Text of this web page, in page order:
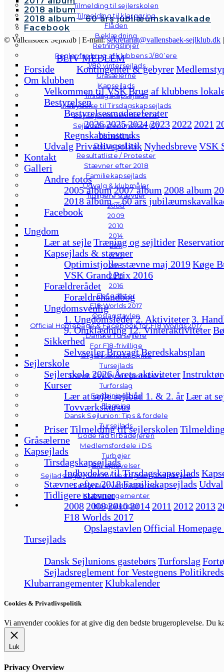
Tilmelding til sejlerskolen
Tilmelding til klargøring
Flåden
Beklædning
Retningslinjer
Regler for brug af klubbens J/80’ere
J/80 vintersejlads
Gråsælerne
Kapsejlads
Tirsdagskapsejlads
Indbydelse til Tirsdagskapsejlads
Kapsejladskalender 2026
Sejladsbestemmelser (SI)
Tilmelding
Deltagerliste
Resultatliste / Protester
Stævner efter 2018
Familiekapsejlads
Udvalg & klubmåler
Tidligere stævner
2008
2009
2010
2014
2011
2012
2013
2015
2016
For gæster
F18 Worlds 2017
Opslagstavlen
Official Homepage & Facebook for F18 Worlds 2017
Danske Tursejlere
For F18-frivillige
Organisationskomité
Tursejlads
Dansk Sejlunions gastebørs
Turforslag
Fortøjningstips
Flagning
Dansk Sejlunion: Tips & fordele
Tursejlads
Gode råd til bådejeren
Medlemsfordele i DS
Turbøjer
Blå oplevelser
Sejladsreglement for Vestegnens Politikreds
Søsignaler ved klapbroer
Klubarrangementer
Klubkalender
2018 album
2018 album – 60 års jubilæumskavalkade
Facebook
© Vallensbæk Sejlklub | E-mail:sekretariat@vallensbaek-sejlklub.dk |
Forside
BLIV MEDLEM
Kontingenter & gebyrer
Om klubben
Velkommen til VSKBrug af klubbens
Bestyrelsen
Bestyrelsesmødereferater
2026 202520242023 2022 2021
Regnskabsinstruks
Udvalg PrivatlivspolitikNyhedsbreveVSK
Kontakt
Galleri
Andre fotos
2005 album2007 album 2008 album
2018 album – 60 års
Facebook
Ungdom
Lær at sejleTræning og sejltider
Kapsejlads & stævner
Optimistjolle-stævne maj 2019Køge
VSK Grand Prix 2016
Forældrerådet
Forældrehåndbog
Ungdomsvenlig
1. Ungdomsleder2. Aktiviteter 3.
9. Omklædning12. Vinteraktiviteter
Sikkerhed
SelvsejlerBrovagtBeredskabsplan
Sejlerskole
Sejlerskole 2026Årets aktiviteter
Kurser
Lær at sejle sejlbåd 1. & 2. årLær at
Tovværkskursus
PriserTilmelding til sejlerskolen
Gråsælerne
Kapsejlads
Tirsdagskapsejlads
Indbydelse til Tirsdagskapsejlads
Stævner efter 2018Familiekapsejlads
Tidligere stævner
2008 200920102014 2011 2012 2013
F18 Worlds 2017
Opslagstavlen Official Homepage
Tursejlads
Dansk Sejlunions gastebørs Turforslag
Sejladsreglement for Vestegnens Politikreds
KlubarrangementerKlubkalender
Cookies & Privatlivspolitik
Vi anvender cookies for at give dig den bedste brugeroplevelse. Du
Luk
Privacy Overview